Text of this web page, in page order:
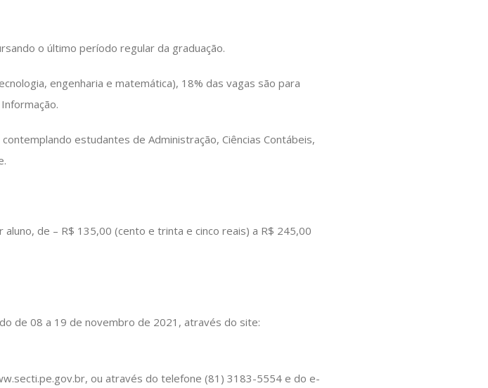
o último período regular da graduação.
engenharia e matemática), 18% das vagas são para
estudantes de Administração, Ciências Contábeis,
de – R$ 135,00 (cento e trinta e cinco reais) a R$ 245,00
de 08 a 19 de novembro de 2021, através do site:
ou através do telefone (81) 3183-5554 e do e-